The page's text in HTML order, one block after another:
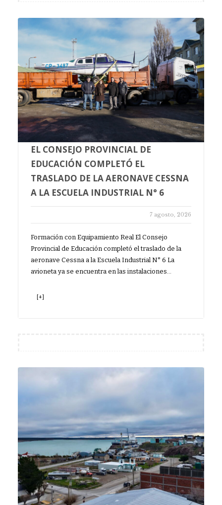
EL CONSEJO PROVINCIAL DE
EDUCACIÓN COMPLETÓ EL
TRASLADO DE LA AERONAVE CESSNA
A LA ESCUELA INDUSTRIAL N° 6
7 agosto, 2026
Formación con Equipamiento Real El Consejo
Provincial de Educación completó el traslado de la
aeronave Cessna a la Escuela Industrial N° 6 La
avioneta ya se encuentra en las instalaciones…
[+]